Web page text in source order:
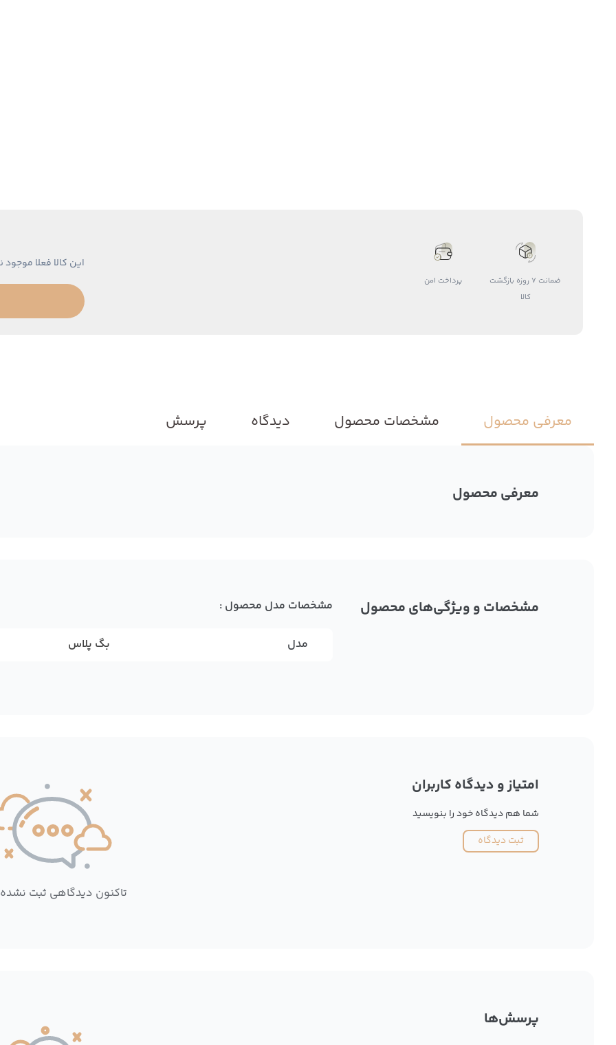
ضمانت 7 روزه بازگشت
کالا
پرداخت امن
این کالا فعلا
معرفی محصول مشخصات محصول دیدگاه پرسش
معرفی محصول
مشخصات و ویژگی‌های محصول مشخصات مدل محصول :
مدل بگ پلاس
امتیاز و دیدگاه کاربران
شما هم دیدگاه خود را بنویسید
ثبت دیدگاه
تاکنون دیدگاهی ثبت
پرسش‌ها